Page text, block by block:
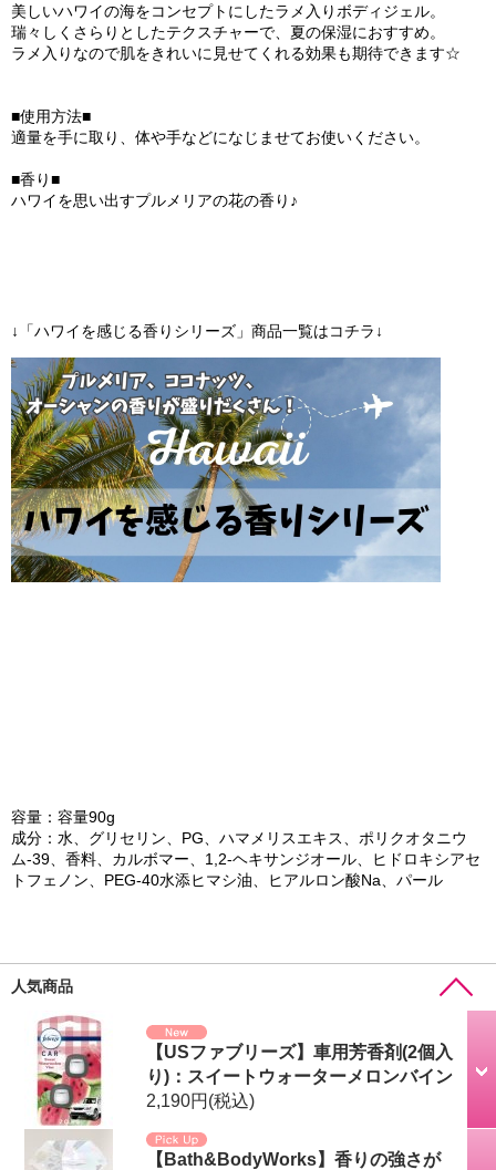
美しいハワイの海をコンセプトにしたラメ入りボディジェル。
瑞々しくさらりとしたテクスチャーで、夏の保湿におすすめ。
ラメ入りなので肌をきれいに見せてくれる効果も期待できます☆
■使用方法■
適量を手に取り、体や手などになじませてお使いください。
■香り■
ハワイを思い出すプルメリアの花の香り♪
↓「ハワイを感じる香りシリーズ」商品一覧はコチラ↓
容量：容量90g
成分：水、グリセリン、PG、ハマメリスエキス、ポリクオタニウ
ム-39、香料、カルボマー、1,2-ヘキサンジオール、ヒドロキシアセ
トフェノン、PEG-40水添ヒマシ油、ヒアルロン酸Na、パール
人気商品
【USファブリーズ】車用芳香剤(2個入
り)：スイートウォーターメロンバイン
2,190円(税込)
【Bath&BodyWorks】香りの強さが